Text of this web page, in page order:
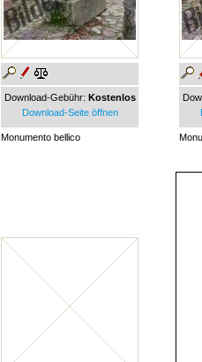
Download-Gebühr: Kostenlos
Download-Seite öffnen
Monumento bellico